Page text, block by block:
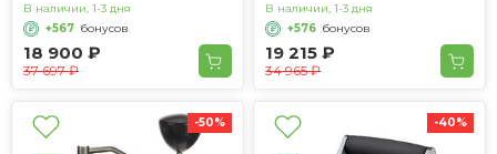
18 900 ₽
37 697 ₽
В наличии, 1-3 дня
+567 бонусов
19 215 ₽
34 965 ₽
В наличии, 1-3 дня
+576 бонусов
-50% -40%